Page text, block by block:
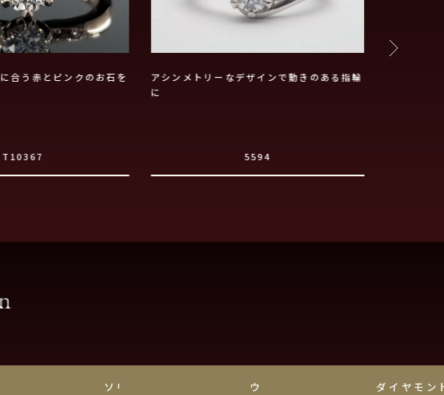
合う赤とピンクのお石を
T10367
アシンメトリーなデザインで動きのある指輪
に
5594
ク ソリティア ウェーブ ダイヤモン